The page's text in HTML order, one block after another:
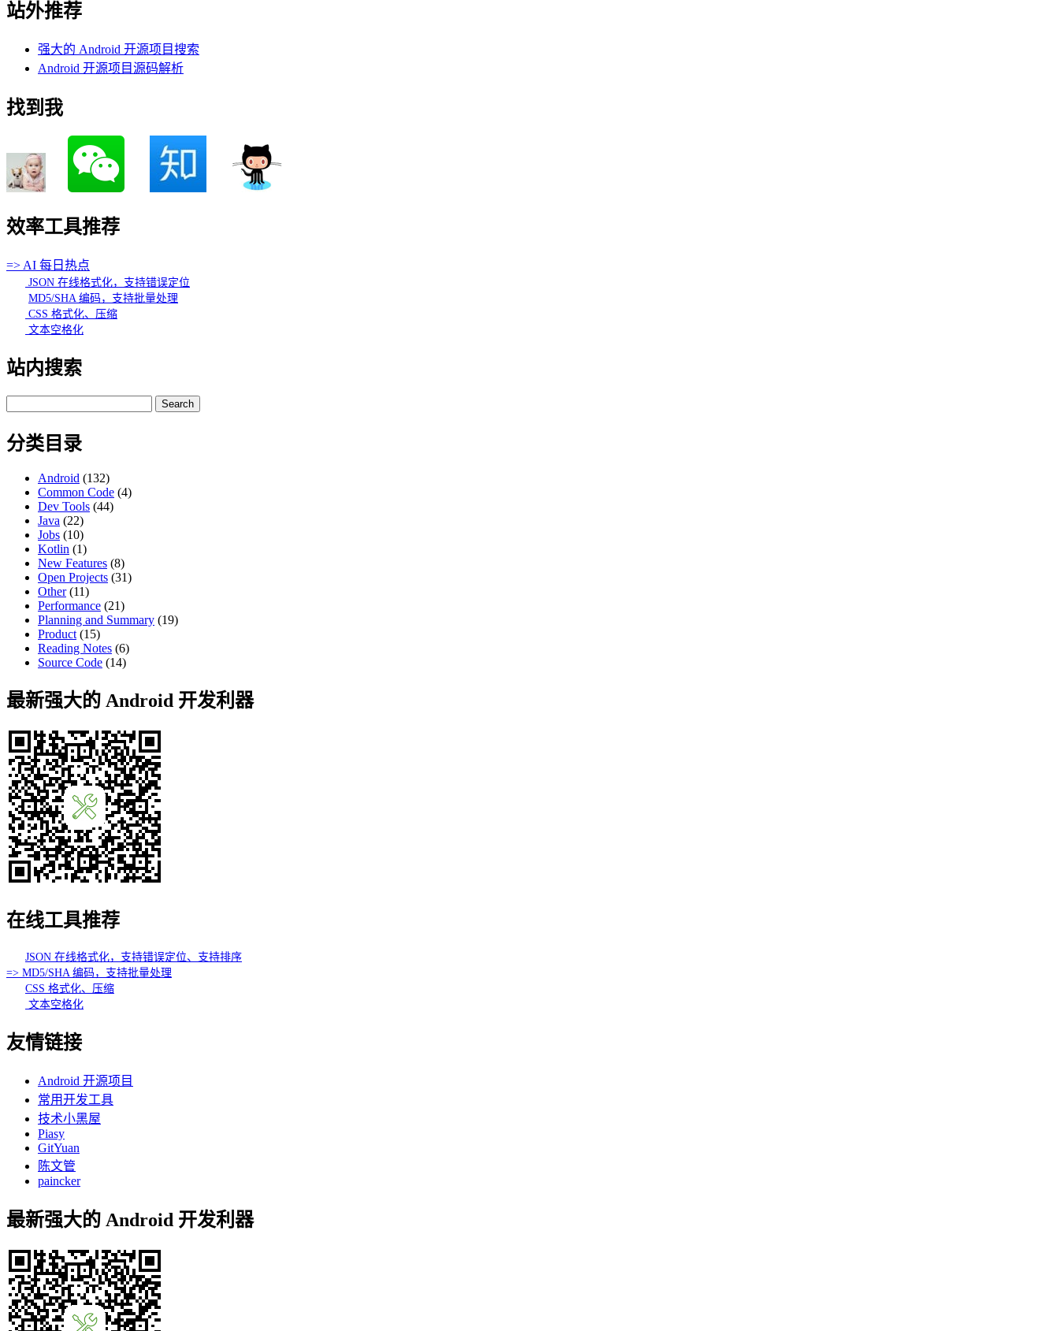
站外推荐
强大的 Android 开源项目搜索
Android 开源项目源码解析
找到我
效率工具推荐
=> AI 每日热点
JSON 在线格式化，支持错误定位
MD5/SHA 编码，支持批量处理
CSS 格式化、压缩
文本空格化
站内搜索
for:
分类目录
Android (132)
Common Code (4)
Dev Tools (44)
Java (22)
Jobs (10)
Kotlin (1)
New Features (8)
Open Projects (31)
Other(11)
Performance (21)
Planning and Summary (19)
Product (15)
Reading Notes (6)
Source Code (14)
最新强大的 Android 开发利器
在线工具推荐
JSON 在线格式化，支持错误定位、支持排序
=> MD5/SHA 编码，支持批量处理
CSS 格式化、压缩
文本空格化
友情链接
Android 开源项目
常用开发工具
技术小黑屋
Piasy
GitYuan
陈文管
paincker
最新强大的 Android 开发利器